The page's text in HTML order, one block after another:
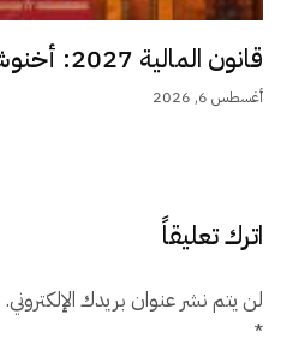
قانون المالية 2027: أخنوش يبقي على دعم...
أغسطس 6, 2026
اترك تعليقاً
لن يتم نشر عنوان بريدك الإلكتروني.
*